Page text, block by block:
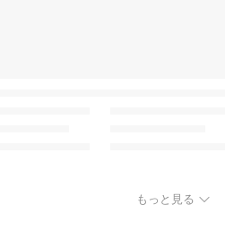
もっと見る